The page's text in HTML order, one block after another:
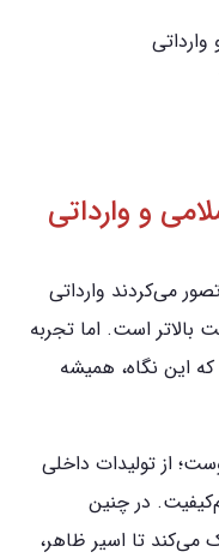
و وارداتی
می‌کردند وارداتی
است. اما تجربه
که این نگاه، همیشه
از تولیدات داخلی
در چنین
می‌کند تا اسیر ظاهر،